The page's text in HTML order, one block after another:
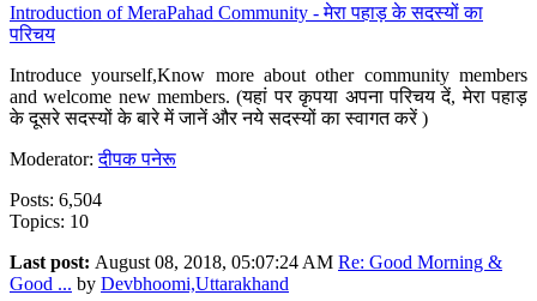
Introduction of MeraPahad Community - मेरा पहाड़ के सदस्यों का
परिचय
Introduce yourself,Know more about other community members
and welcome new members. (यहां पर कृपया अपना परिचय दें, मेरा पहाड़
के दूसरे सदस्यों के बारे में जानें और नये सदस्यों का स्वागत करें )
Moderator:दीपक पनेरू
Posts: 6,504
Topics: 10
Last post: August 08, 2018, 05:07:24 AM Re: Good Morning &
Good ... by Devbhoomi,Uttarakhand